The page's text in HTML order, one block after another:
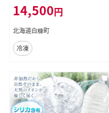
さと 海鮮 海鮮食品 魚介類 魚
身 カルパッチョ ムニエル レア
食べ方いろいろ 送料無料 人気
キング 北海道 白糠町
14,500円
北海道白糠町
冷凍